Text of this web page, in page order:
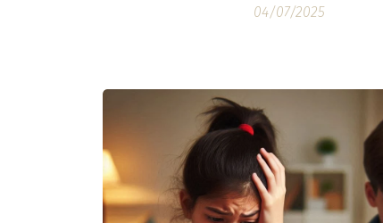
04/07/2025